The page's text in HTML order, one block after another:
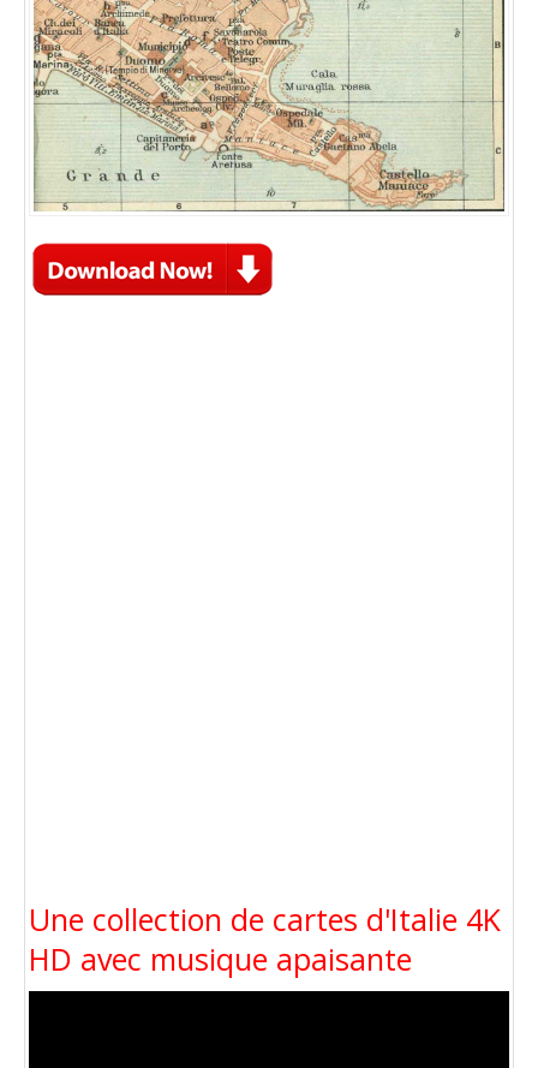
Une collection de cartes d'Italie 4K
HD avec musique apaisante